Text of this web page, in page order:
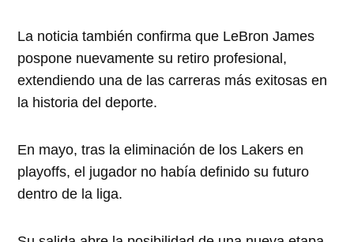
La noticia también confirma que LeBron James
pospone nuevamente su retiro profesional,
extendiendo una de las carreras más exitosas en
la historia del deporte.
En mayo, tras la eliminación de los Lakers en
playoffs, el jugador no había definido su futuro
dentro de la liga.